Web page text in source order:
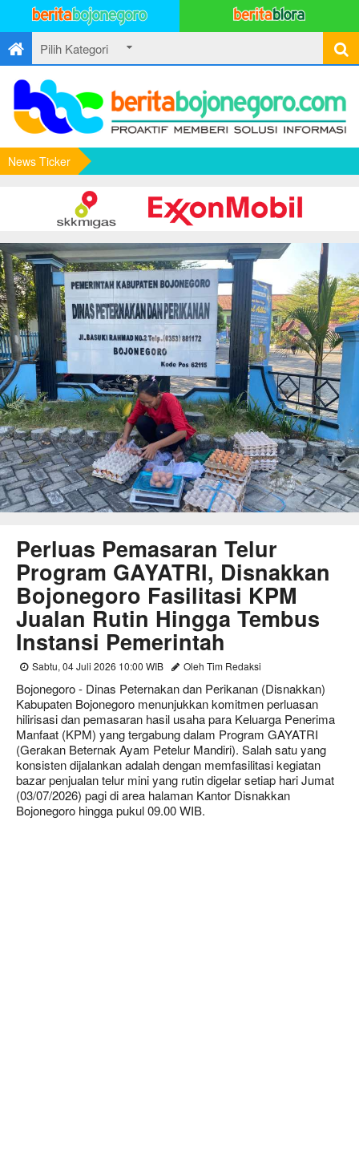
News Ticker
Perluas Pemasaran Telur
Program GAYATRI, Disnakkan
Bojonegoro Fasilitasi KPM
Jualan Rutin Hingga Tembus
Instansi Pemerintah
Sabtu, 04 Juli 2026 10:00 WIB Oleh Tim Redaksi
Bojonegoro - Dinas Peternakan dan Perikanan (Disnakkan)
Kabupaten Bojonegoro menunjukkan komitmen perluasan
hilirisasi dan pemasaran hasil usaha para Keluarga Penerima
Manfaat (KPM) yang tergabung dalam Program GAYATRI
(Gerakan Beternak Ayam Petelur Mandiri). Salah satu yang
konsisten dijalankan adalah dengan memfasilitasi kegiatan
bazar penjualan telur mini yang rutin digelar setiap hari Jumat
(03/07/2026) pagi di area halaman Kantor Disnakkan
Bojonegoro hingga pukul 09.00 WIB.